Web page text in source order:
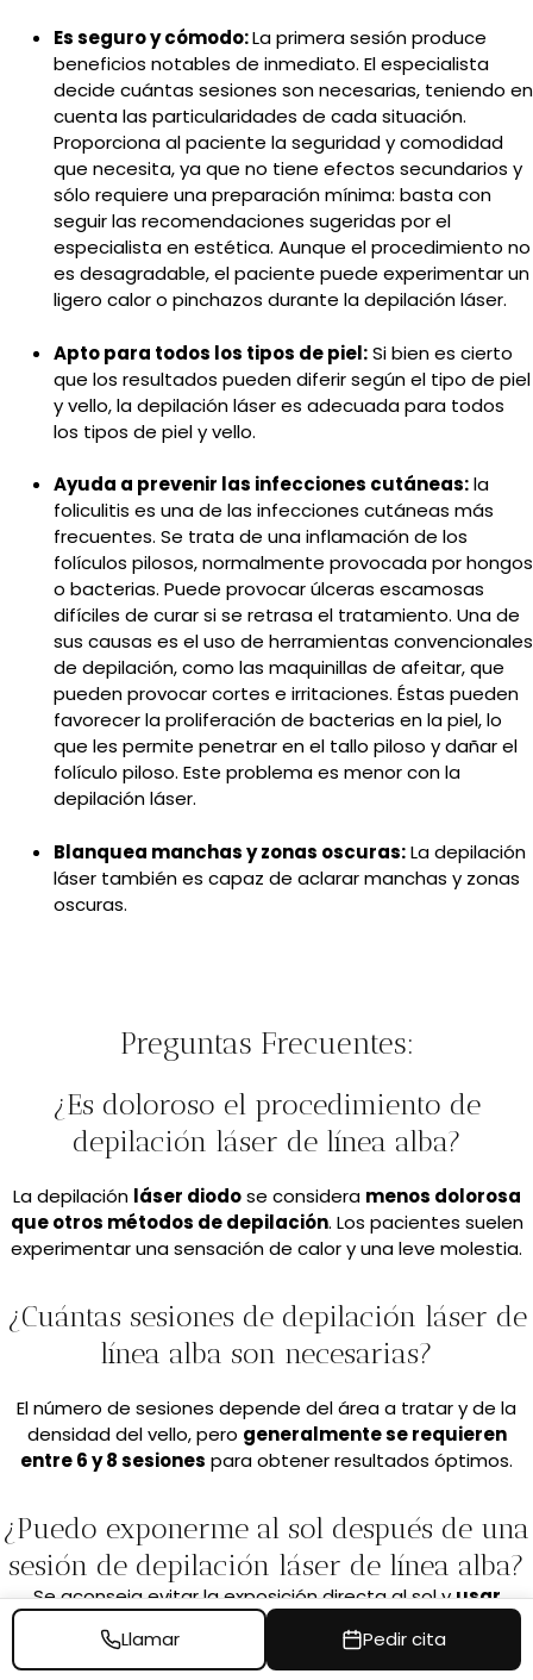
Es seguro y cómodo:La primera sesión produce
beneficios notables de inmediato. El especialista
decide cuántas sesiones son necesarias, teniendo en
cuenta las particularidades de cada situación.
Proporciona al paciente la seguridad y comodidad
que necesita, ya que no tiene efectos secundarios y
sólo requiere una preparación mínima: basta con
seguir las recomendaciones sugeridas por el
especialista en estética. Aunque el procedimiento no
es desagradable, el paciente puede experimentar un
ligero calor o pinchazos durante la depilación láser.
Apto para todos los tipos de piel:Si bien es cierto
que los resultados pueden diferir según el tipo de piel
y vello, la depilación láser es adecuada para todos
los tipos de piel y vello.
Ayuda a prevenir las infecciones cutáneas:la
foliculitis es una de las infecciones cutáneas más
frecuentes. Se trata de una inflamación de los
folículos pilosos, normalmente provocada por hongos
o bacterias. Puede provocar úlceras escamosas
difíciles de curar si se retrasa el tratamiento. Una de
sus causas es el uso de herramientas convencionales
de depilación, como las maquinillas de afeitar, que
pueden provocar cortes e irritaciones. Éstas pueden
favorecer la proliferación de bacterias en la piel, lo
que les permite penetrar en el tallo piloso y dañar el
folículo piloso. Este problema es menor con la
depilación láser.
Blanquea manchas y zonas oscuras:La depilación
láser también es capaz de aclarar manchas y zonas
oscuras.
Preguntas Frecuentes:
¿Es doloroso el procedimiento de
depilación láser de línea alba?
La depilación láser diodose considera menos dolorosa
que otros métodos de depilación. Los pacientes suelen
experimentar una sensación de calor y una leve molestia.
¿Cuántas sesiones de depilación láser de
línea alba son necesarias?
El número de sesiones depende del área a tratar y de la
densidad del vello, pero generalmente se requieren
entre 6 y 8 sesiones para obtener resultados óptimos.
¿Puedo exponerme al sol después de una
sesión de depilación láser de línea alba?
Se aconseja evitar la exposición directa al sol yusar
protector solar
en el área tratada durante al menos un
mes después del tratamiento
para prevenir la
Llamar Pedir cita